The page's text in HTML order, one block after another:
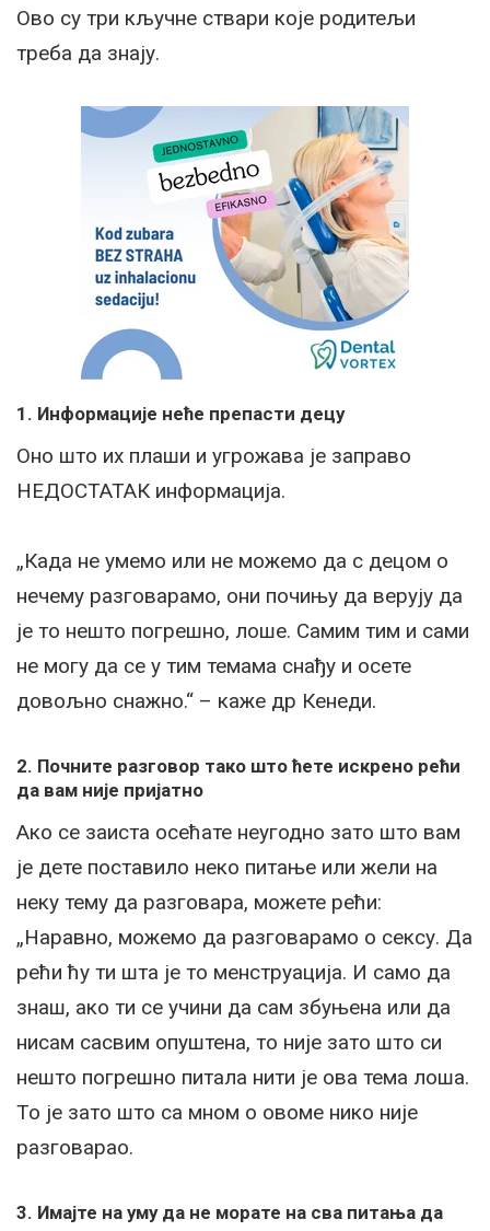
Ово су три кључне ствари које родитељи
треба да знају.
1. Информације неће препасти децу
Оно што их плаши и угрожава је заправо
НЕДОСТАТАК информација.
„Када не умемо или не можемо да с децом о
нечему разговарамо, они почињу да верују да
је то нешто погрешно, лоше. Самим тим и сами
не могу да се у тим темама снађу и осете
довољно снажно.“ – каже др Кенеди.
2. Почните разговор тако што ћете искрено рећи
да вам није пријатно
Ако се заиста осећате неугодно зато што вам
је дете поставило неко питање или жели на
неку тему да разговара, можете рећи:
„Наравно, можемо да разговарамо о сексу. Да
рећи ћу ти шта је то менструација. И само да
знаш, ако ти се учини да сам збуњена или да
нисам сасвим опуштена, то није зато што си
нешто погрешно питала нити је ова тема лоша.
То је зато што са мном о овоме нико није
разговарао.
3. Имајте на уму да не морате на сва питања да